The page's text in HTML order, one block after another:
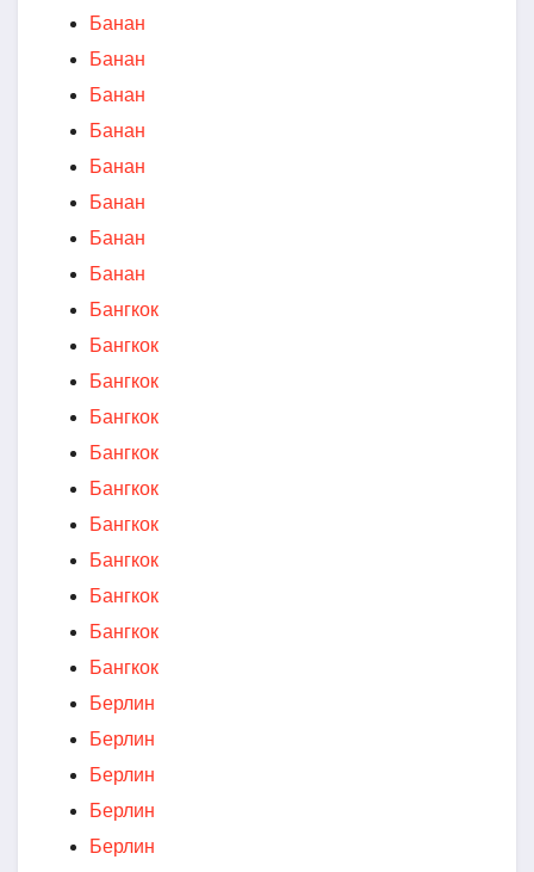
Банан
Банан
Банан
Банан
Банан
Банан
Банан
Банан
Бангкок
Бангкок
Бангкок
Бангкок
Бангкок
Бангкок
Бангкок
Бангкок
Бангкок
Бангкок
Бангкок
Берлин
Берлин
Берлин
Берлин
Берлин